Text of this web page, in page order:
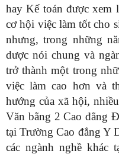
hay Kế toán được xem
cơ hội việc làm tốt cho
nhưng, trong những
dược nói chung và
trở thành một trong
việc làm cao hơn và
hướng của xã hội,
Văn bằng 2 Cao đẳng
tại Trường Cao đẳng Y
các ngành nghề khác